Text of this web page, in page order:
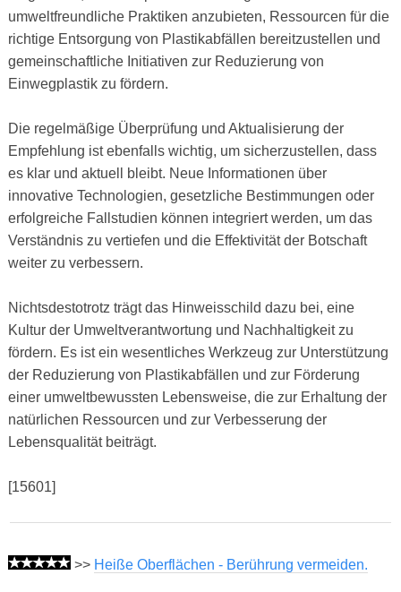
umweltfreundliche Praktiken anzubieten, Ressourcen für die
richtige Entsorgung von Plastikabfällen bereitzustellen und
gemeinschaftliche Initiativen zur Reduzierung von
Einwegplastik zu fördern.
Die regelmäßige Überprüfung und Aktualisierung der
Empfehlung ist ebenfalls wichtig, um sicherzustellen, dass
es klar und aktuell bleibt. Neue Informationen über
innovative Technologien, gesetzliche Bestimmungen oder
erfolgreiche Fallstudien können integriert werden, um das
Verständnis zu vertiefen und die Effektivität der Botschaft
weiter zu verbessern.
Nichtsdestotrotz trägt das Hinweisschild dazu bei, eine
Kultur der Umweltverantwortung und Nachhaltigkeit zu
fördern. Es ist ein wesentliches Werkzeug zur Unterstützung
der Reduzierung von Plastikabfällen und zur Förderung
einer umweltbewussten Lebensweise, die zur Erhaltung der
natürlichen Ressourcen und zur Verbesserung der
Lebensqualität beiträgt.
[15601]
>> Heiße Oberflächen - Berührung vermeiden.